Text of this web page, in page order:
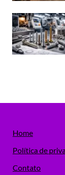
Home
Política de
Contato